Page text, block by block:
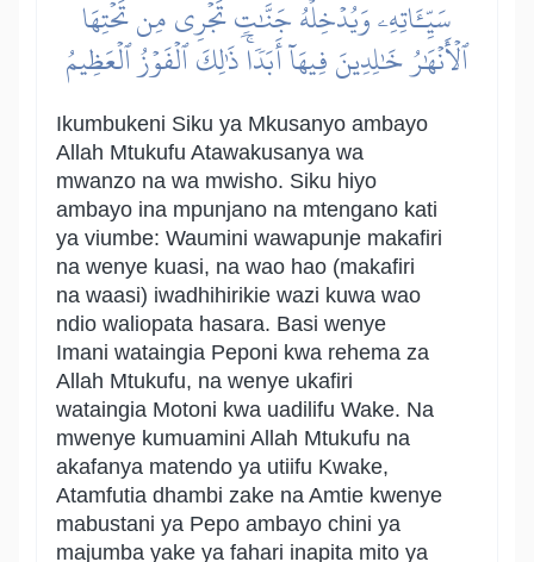
سَيِّـَٔاتِهِۦ وَيُدۡخِلۡهُ جَنَّٰتٖ تَجۡرِي مِن تَحۡتِهَا
ٱلۡأَنۡهَٰرُ خَٰلِدِينَ فِيهَآ أَبَدٗاۚ ذَٰلِكَ ٱلۡفَوۡزُ ٱلۡعَظِيمُ
Ikumbukeni Siku ya Mkusanyo ambayo
Allah Mtukufu Atawakusanya wa
mwanzo na wa mwisho. Siku hiyo
ambayo ina mpunjano na mtengano kati
ya viumbe: Waumini wawapunje makafiri
na wenye kuasi, na wao hao (makafiri
na waasi) iwadhihirikie wazi kuwa wao
ndio waliopata hasara. Basi wenye
Imani wataingia Peponi kwa rehema za
Allah Mtukufu, na wenye ukafiri
wataingia Motoni kwa uadilifu Wake. Na
mwenye kumuamini Allah Mtukufu na
akafanya matendo ya utiifu Kwake,
Atamfutia dhambi zake na Amtie kwenye
mabustani ya Pepo ambayo chini ya
majumba yake ya fahari inapita mito ya